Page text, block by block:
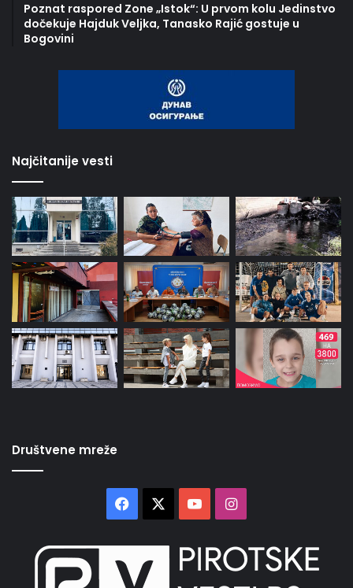
Poznat raspored Zone „Istok“: U prvom kolu Jedinstvo
dočekuje Hajduk Veljka, Tanasko Rajić gostuje u
Bogovini
Najčitanije vesti
Društvene mreže
Facebook YouTubeInstagram